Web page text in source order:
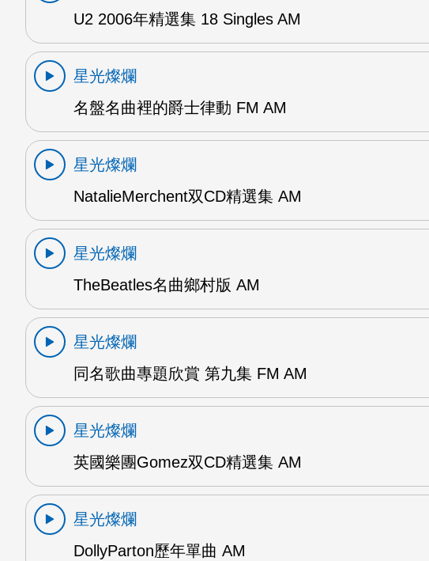
U2 2006年精選集 18 Singles AM
星光燦爛
名盤名曲裡的爵士律動 FM AM
星光燦爛
NatalieMerchent双CD精選集 AM
星光燦爛
TheBeatles名曲鄉村版 AM
星光燦爛
同名歌曲專題欣賞 第九集 FM AM
星光燦爛
英國樂團Gomez双CD精選集 AM
星光燦爛
DollyParton歷年單曲 AM